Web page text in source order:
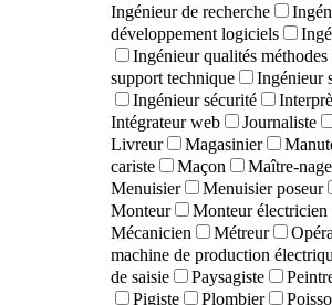
Ingénieur de recherche
développement logiciels
Ingénieur qualités méthodes
support technique
Ingénieur
Ingénieur sécurité
Intégrateur web
Journaliste
Livreur
Magasinier
cariste
Maçon
Maître-
Menuisier
Menuisier poseur
Monteur
Monteur électricien
Mécanicien
Métreur
machine de production
de saisie
Paysagiste
Pigiste
Plombier